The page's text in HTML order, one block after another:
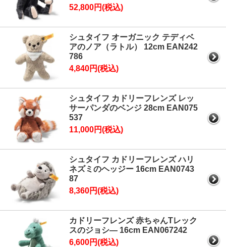
52,800円(税込)
シュタイフ オーガニック テディベ
アのノア（ラトル） 12cm EAN242
786
4,840円(税込)
シュタイフ カドリーフレンズ レッ
サーパンダのベンジ 28cm EAN075
537
11,000円(税込)
シュタイフ カドリーフレンズ ハリ
ネズミのヘッジー 16cm EAN0743
87
8,360円(税込)
カドリーフレンズ 赤ちゃんTレック
スのジョシ― 16cm EAN067242
6,600円(税込)